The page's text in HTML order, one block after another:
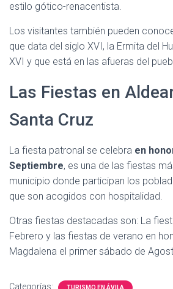
estilo gótico-renacentista.
Los visitantes también pueden
que data del siglo XVI, la Ermita del
XVI y que está en las afueras del
Las Fiestas en
Santa Cruz
La fiesta patronal se celebra en
Septiembre, es una de las fiestas
municipio donde participan los
que son acogidos con hospitalidad.
Otras fiestas destacadas son: La
Febrero y las fiestas de verano en
Magdalena el primer sábado de
Categorías: TURISMO EN ÁVILA